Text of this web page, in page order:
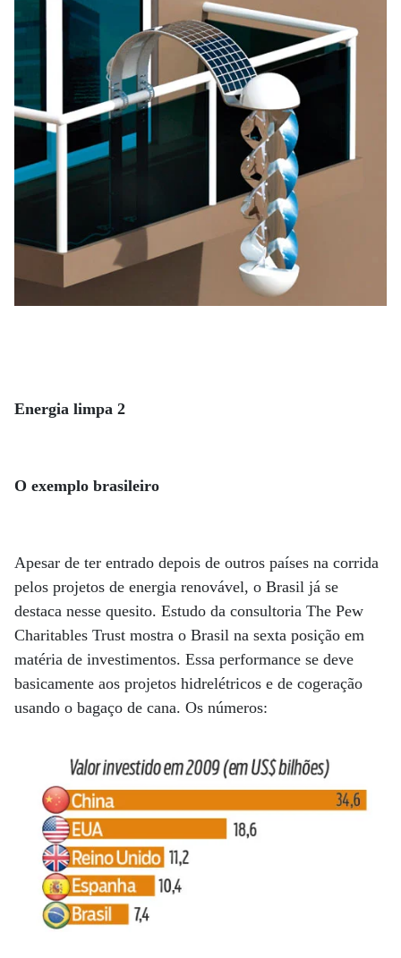
Energia limpa 2
O exemplo brasileiro
Apesar de ter entrado depois de outros países na corrida
pelos projetos de energia renovável, o Brasil já se
destaca nesse quesito. Estudo da consultoria The Pew
Charitables Trust mostra o Brasil na sexta posição em
matéria de investimentos. Essa performance se deve
basicamente aos projetos hidrelétricos e de cogeração
usando o bagaço de cana. Os números: